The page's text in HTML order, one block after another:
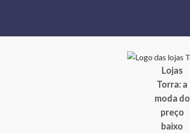
Lojas
Torra: a
moda do
preço
baixo